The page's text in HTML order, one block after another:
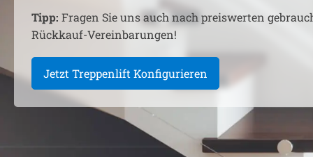
Tipp: Fragen Sie uns auch nach preiswerten
Rückkauf-Vereinbarungen!
Jetzt Treppenlift Konfigurieren